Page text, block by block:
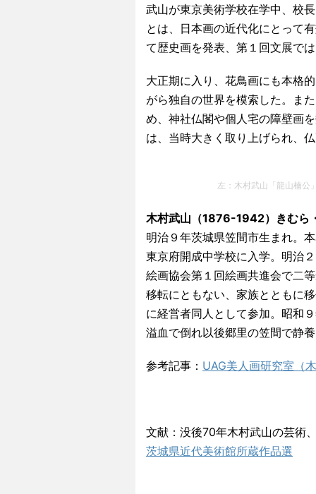
武山が東京美術学校在学中、校
とは、日本画の近代化にとって
て歴史画を発表、第１回文展で
大正期に入り、花鳥画にも本格
がら独自の世界を模索した。ま
め、神社仏閣や個人宅の障壁画
は、当時大きく取り上げられ、
左：木村武山「龍山楠公
木村武山（1876-1942）きむら
明治９年茨城県笠間市生まれ。
東京府開成中学校に入学。明治
絵画協会第１回絵画共進会で二
移転にともない、家族とともに
に経営者同人として参加。昭和
溢血で倒れ以後郷里の笠間で静
参考記事： UAG美人画研究室（
文献：没後70年木村武山の芸術
茨城県近代美術館所蔵作品選